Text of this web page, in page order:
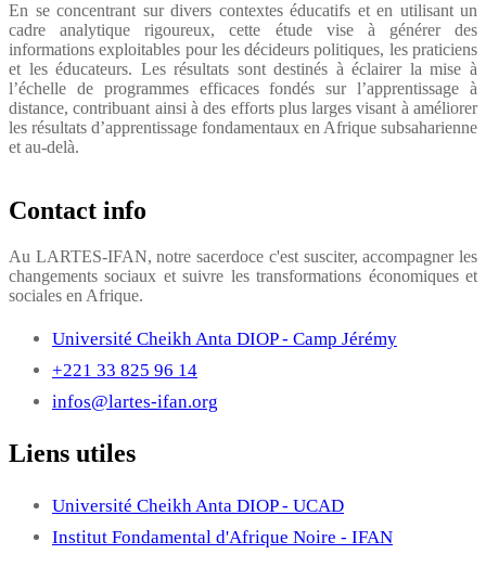
En se concentrant sur divers contextes éducatifs et en utilisant un
cadre analytique rigoureux, cette étude vise à générer des
informations exploitables pour les décideurs politiques, les praticiens
et les éducateurs. Les résultats sont destinés à éclairer la mise à
l’échelle de programmes efficaces fondés sur l’apprentissage à
distance, contribuant ainsi à des efforts plus larges visant à améliorer
les résultats d’apprentissage fondamentaux en Afrique subsaharienne
et au-delà.
Contact info
Au LARTES-IFAN, notre sacerdoce c'est susciter, accompagner les
changements sociaux et suivre les transformations économiques et
sociales en Afrique.
Université Cheikh Anta DIOP - Camp Jérémy
+221 33 825 96 14
infos@lartes-ifan.org
Liens utiles
Université Cheikh Anta DIOP - UCAD
Institut Fondamental d'Afrique Noire - IFAN